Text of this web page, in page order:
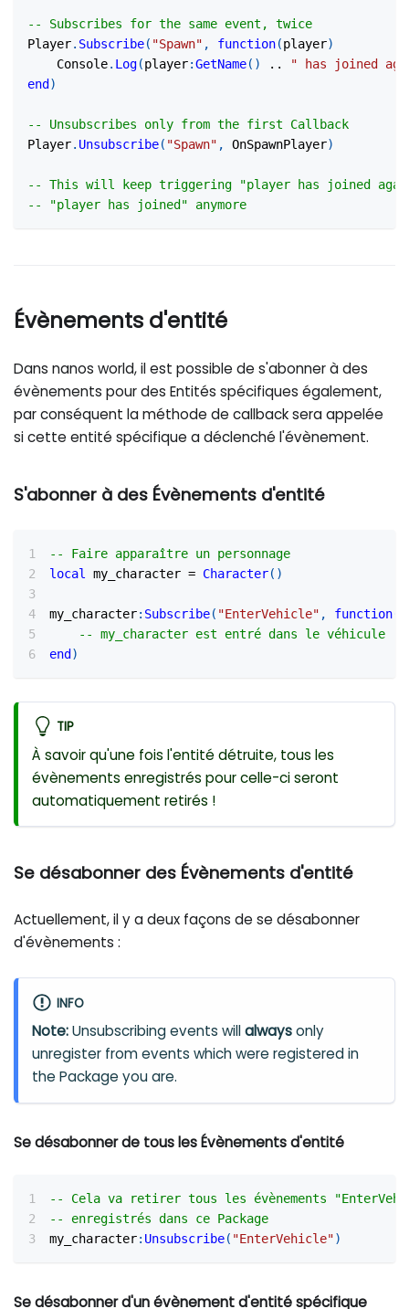
-- Subscribes for the same event, twice
Player. Subscribe( "Spawn" , function(player)
    Console
. Log(player:GetName( ) ..
" has joined
end )
-- Unsubscribes only from the first Callback
Player. Unsubscribe( "Spawn" , OnSpawnPlayer)
-- This will keep triggering "player has joined
-- "player has joined" anymore
Évènements d'entité
Dans nanos world, il est possible de s'abonner à des
évènements pour des Entités spécifiques également,
par conséquent la méthode de callback sera appelée
si cette entité spécifique a déclenché l'évènement.
S'abonner à des Évènements d'entité
-- Faire apparaître un personnage
local
my_character = Character( )
my_character: Subscribe( "EnterVehicle" , function
-- my_character est entré dans le véhicule
end)
TIP
À savoir qu'une fois l'entité détruite, tous les
évènements enregistrés pour celle-ci seront
automatiquement retirés !
Se désabonner des Évènements d'entité
Actuellement, il y a deux façons de se désabonner
d'évènements :
INFO
Note:Unsubscribing events willalwaysonly
unregister from events which were registered in
the Package you are.
Se désabonner de tous les Évènements d'entité
-- Cela va retirer tous les évènements
-- enregistrés dans ce Package
my_character: Unsubscribe( "EnterVehicle")
Se désabonner d'un évènement d'entité spécifique